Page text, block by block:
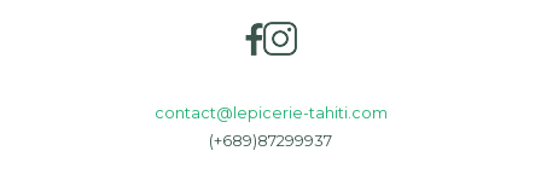
contact@lepicerie-tahiti.com
(+689)87299937